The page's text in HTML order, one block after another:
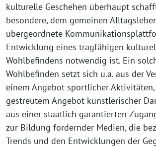
kulturelle Geschehen überhaupt
besondere, dem gemeinen
übergeordnete
Entwicklung eines tragfähigen
Wohlbefindens notwendig ist. Ein
Wohlbefinden setzt sich u.a. aus der
einem Angebot sportlicher
gestreutem Angebot künstlerischer
aus einer staatlich garantierten
zur Bildung fördernder Medien, die
Trends und den Entwicklungen der